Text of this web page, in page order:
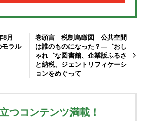
8月
ラル
巻頭言 税制鳥瞰図 公共空間
は誰のものになった？―゛おし
ゃれ゛な図書館、企業版ふるさ
と納税、ジェントリフィケーシ
ョンをめぐって
つコンテンツ満載！